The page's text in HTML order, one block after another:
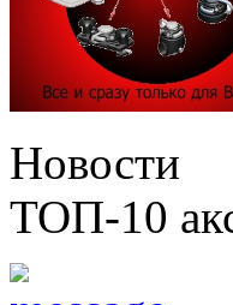
Новости
ТОП-10